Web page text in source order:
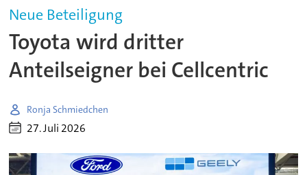
Neue Beteiligung
Toyota wird dritter
Anteilseigner bei Cellcentric
Ronja Schmiedchen
27. Juli 2026